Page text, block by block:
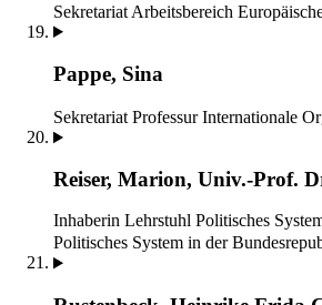
Sekretariat Arbeitsbereich
Pappe, Sina
Sekretariat Professur Internationale
Reiser, Marion, Univ.-Prof.
Inhaberin Lehrstuhl Politisches
Politisches System in der